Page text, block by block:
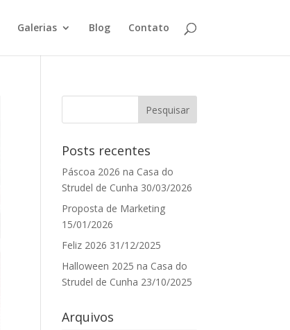
Galerias Blog Contato
Posts recentes
Páscoa 2026 na Casa do
Strudel de Cunha 30/03/2026
Proposta de Marketing
15/01/2026
Feliz 2026 31/12/2025
Halloween 2025 na Casa do
Strudel de Cunha 23/10/2025
Arquivos